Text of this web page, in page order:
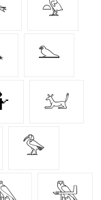
𓅲
𓅌
𓃫
𓅜
𓅖